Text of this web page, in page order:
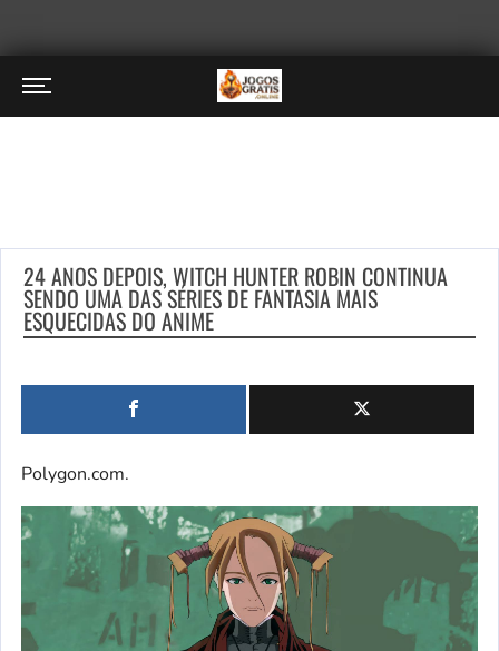
24 ANOS DEPOIS, WITCH HUNTER ROBIN CONTINUA
SENDO UMA DAS SÉRIES DE FANTASIA MAIS
ESQUECIDAS DO ANIME
Polygon.com.